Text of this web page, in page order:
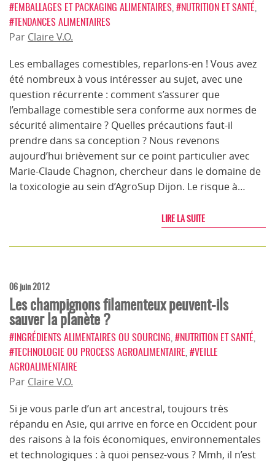
#EMBALLAGES ET PACKAGING ALIMENTAIRES #NUTRITION ET SANTÉ
#TENDANCES ALIMENTAIRES
Par Claire V.O.
Les emballages comestibles, reparlons-en ! Vous avez
été nombreux à vous intéresser au sujet, avec une
question récurrente : comment s’assurer que
l’emballage comestible sera conforme aux normes de
sécurité alimentaire ? Quelles précautions faut-il
prendre dans sa conception ? Nous revenons
aujourd’hui brièvement sur ce point particulier avec
Marie-Claude Chagnon, chercheur dans le domaine de
la toxicologie au sein d’AgroSup Dijon. Le risque à…
LIRE LA SUITE
06 juin 2012
Les champignons filamenteux peuvent-ils
sauver la planète ?
#INGRÉDIENTS ALIMENTAIRES OU SOURCING #NUTRITION ET SANTÉ
#TECHNOLOGIE OU PROCESS AGROALIMENTAIRE #VEILLE
AGROALIMENTAIRE
Par Claire V.O.
Si je vous parle d’un art ancestral, toujours très
répandu en Asie, qui arrive en force en Occident pour
des raisons à la fois économiques, environnementales
et technologiques : à quoi pensez-vous ? Mmh, il n’est